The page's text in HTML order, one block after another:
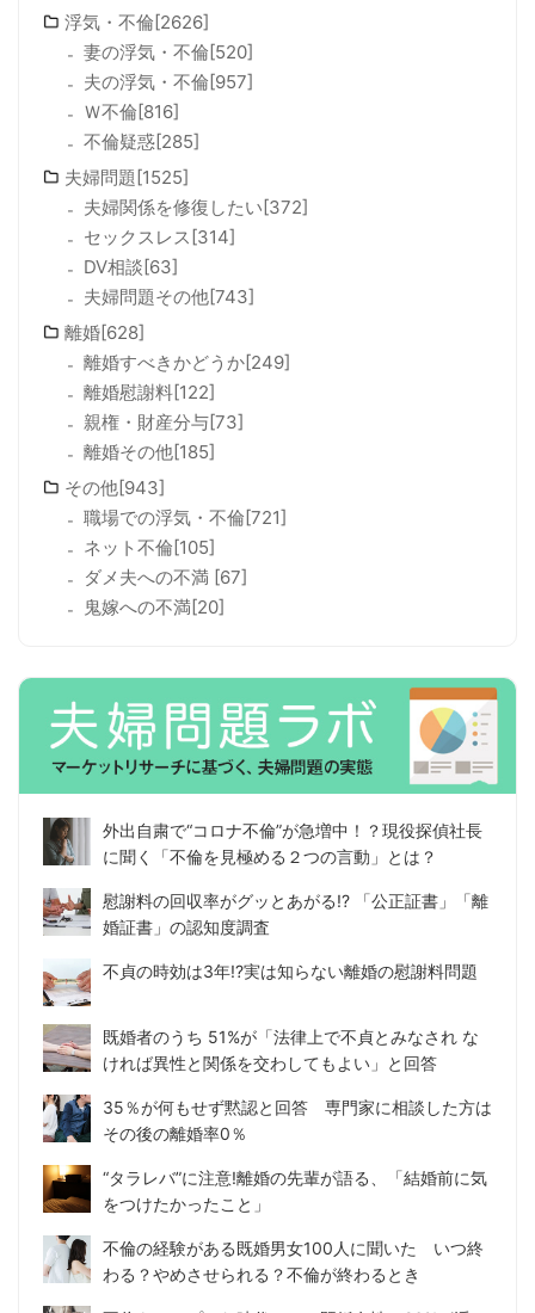
浮気・不倫[2626]
妻の浮気・不倫[520]
夫の浮気・不倫[957]
Ｗ不倫[816]
不倫疑惑[285]
夫婦問題[1525]
夫婦関係を修復したい[372]
セックスレス[314]
DV相談[63]
夫婦問題その他[743]
離婚[628]
離婚すべきかどうか[249]
離婚慰謝料[122]
親権・財産分与[73]
離婚その他[185]
その他[943]
職場での浮気・不倫[721]
ネット不倫[105]
ダメ夫への不満 [67]
鬼嫁への不満[20]
外出自粛で“コロナ不倫”が急増中！？現役探偵社長
に聞く「不倫を見極める２つの言動」とは？
慰謝料の回収率がグッとあがる!? 「公正証書」「離
婚証書」の認知度調査
不貞の時効は3年!?実は知らない離婚の慰謝料問題
既婚者のうち 51%が「法律上で不貞とみなされ な
ければ異性と関係を交わしてもよい」と回答
35％が何もせず黙認と回答 専門家に相談した方は
その後の離婚率0％
“タラレバ”に注意!離婚の先輩が語る、「結婚前に気
をつけたかったこと」
不倫の経験がある既婚男女100人に聞いた いつ終
わる？やめさせられる？不倫が終わるとき